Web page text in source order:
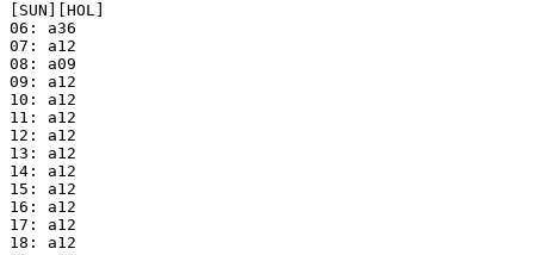
[SUN][HOL]
06: a36
07: a12
08: a09
09: a12
10: a12
11: a12
12: a12
13: a12
14: a12
15: a12
16: a12
17: a12
18: a12